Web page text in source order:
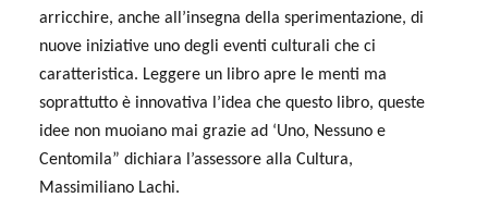
arricchire, anche all’insegna della sperimentazione, di
nuove iniziative uno degli eventi culturali che ci
caratteristica. Leggere un libro apre le menti ma
soprattutto è innovativa l’idea che questo libro, queste
idee non muoiano mai grazie ad ‘Uno, Nessuno e
Centomila” dichiara l’assessore alla Cultura,
Massimiliano Lachi.